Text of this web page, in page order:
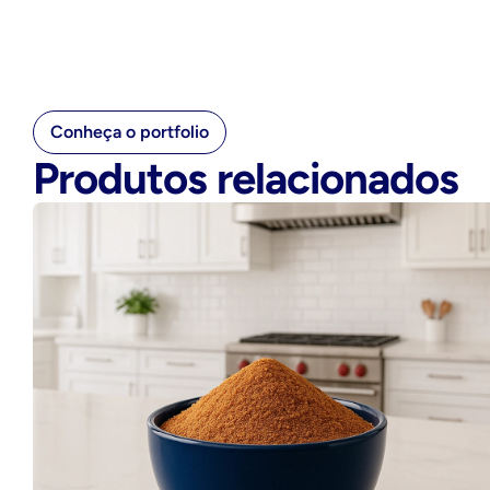
Conheça o portfolio
Produtos relacionados